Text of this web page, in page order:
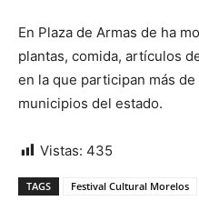
En Plaza de Armas de ha
plantas, comida, artículos
en la que participan más
municipios del estado.
Vistas: 435
TAGS Festival Cultural Morelos